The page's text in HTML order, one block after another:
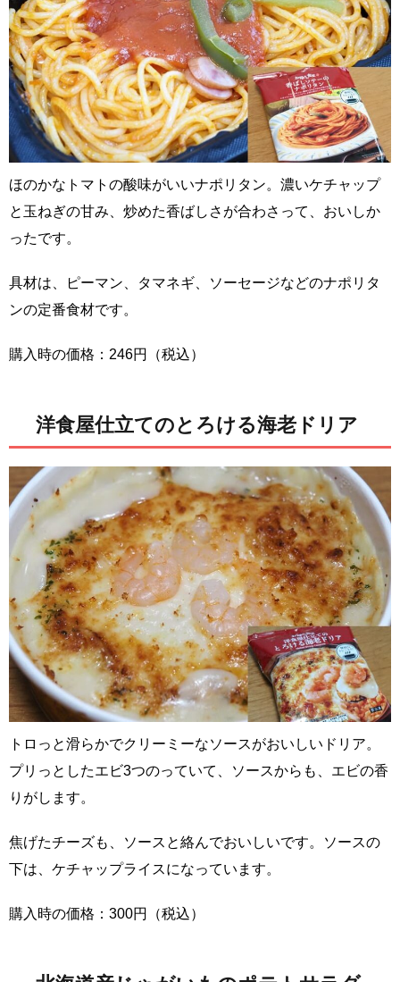
ほのかなトマトの酸味がいいナポリタン。濃いケチャップ
と玉ねぎの甘み、炒めた香ばしさが合わさって、おいしか
ったです。
具材は、ピーマン、タマネギ、ソーセージなどのナポリタ
ンの定番食材です。
購入時の価格：246円（税込）
洋食屋仕立てのとろける海老ドリア
トロっと滑らかでクリーミーなソースがおいしいドリア。
プリっとしたエビ3つのっていて、ソースからも、エビの香
りがします。
焦げたチーズも、ソースと絡んでおいしいです。ソースの
下は、ケチャップライスになっています。
購入時の価格：300円（税込）